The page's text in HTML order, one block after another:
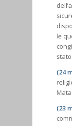
le
(24
(23